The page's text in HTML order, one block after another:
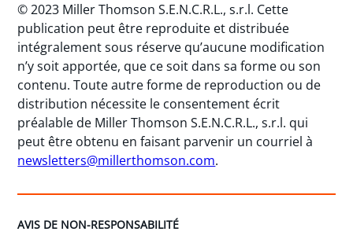
© 2023 Miller Thomson S.E.N.C.R.L., s.r.l. Cette
publication peut être reproduite et distribuée
intégralement sous réserve qu’aucune modification
n’y soit apportée, que ce soit dans sa forme ou son
contenu. Toute autre forme de reproduction ou de
distribution nécessite le consentement écrit
préalable de Miller Thomson S.E.N.C.R.L., s.r.l. qui
peut être obtenu en faisant parvenir un courriel à
newsletters@millerthomson.com.
AVIS DE NON-RESPONSABILITÉ